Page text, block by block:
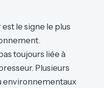
le signe le plus
toujours liée à
Plusieurs
environnementaux